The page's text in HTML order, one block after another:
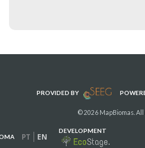
PROVIDED BY
© 2026 MapBiomas.
PT EN
DEVELOPMENT